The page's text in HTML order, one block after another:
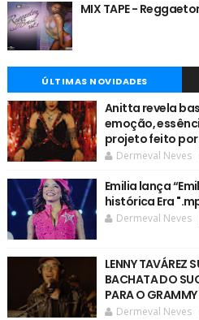
MIX TAPE -
ÚLTIMAS NOVIDADES
Anitta revela
emoção,
projeto feito
Dermeval Neves
Emilia lança
histórica Era
Dermeval Neves
LENNY TAVÁREZ
BACHATA DO
PARA O
Dermeval Neves